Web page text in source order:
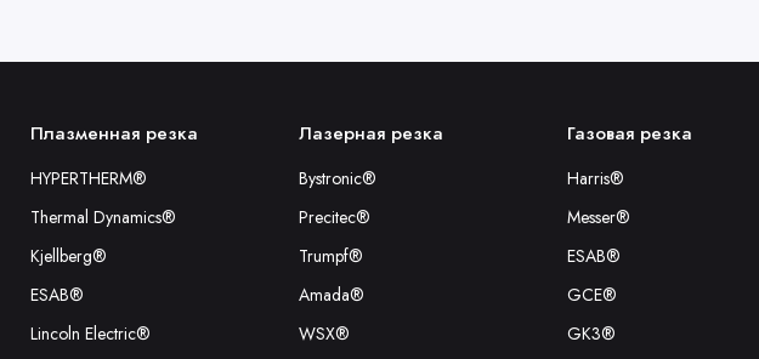
Плазменная резка
HYPERTHERM®
Thermal Dynamics®
Kjellberg®
ESAB®
Lincoln Electric®
Лазерная резка
Bystronic®
Precitec®
Trumpf®
Amada®
WSX®
Газовая резка
Harris®
Messer®
ESAB®
GCE®
GK3®